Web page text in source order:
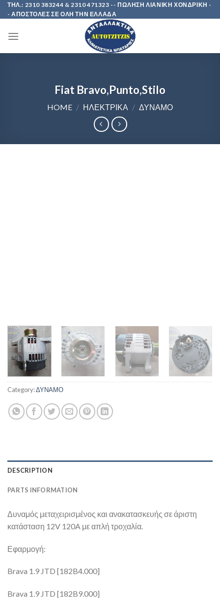
Skip
to
ΤΗΛ.: 2310 383244 & 2310 471323 -- ΠΩΛΗΣΗ ΛΙΑΝΙΚΗ ΧΟΝΔΡΙΚΗ -
- ΑΠΟΣΤΟΛΕΣ ΣΕ ΟΛΗ ΤΗΝ ΕΛΛΑΔΑ
Fiat Bravo,Punto,Stilo
HOME / ΗΛΕΚΤΡΙΚΑ / ΔΥΝΑΜΟ
Category:ΔΥΝΑΜΟ
DESCRIPTION
PARTS INFORMATION
Δυναμός μεταχειρισμένος και ανακατασκευής σε άριστη
κατάσταση 12V 120A με απλή τροχαλία.
Εφαρμογή:
Brava 1.9 JTD [182B4.000]
Brava 1.9 JTD [182B9.000]